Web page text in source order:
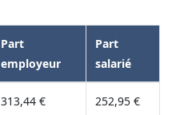
Part
employeur
Part
salarié
313,44 € 252,95 €